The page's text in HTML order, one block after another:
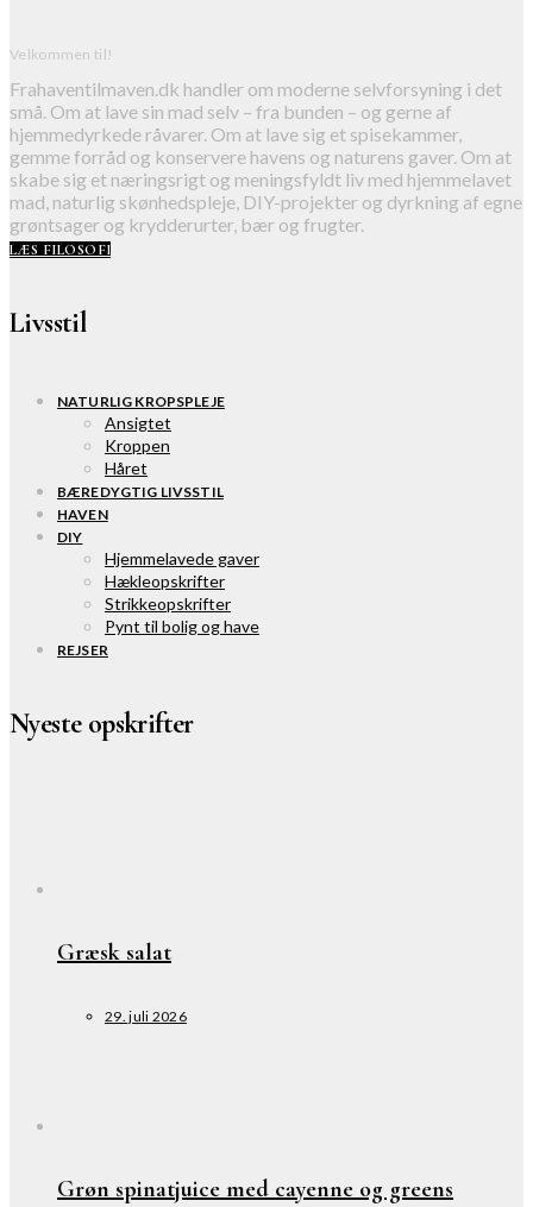
Velkommen til!
Frahaventilmaven.dk handler om moderne selvforsyning i det
små. Om at lave sin mad selv – fra bunden – og gerne af
hjemmedyrkede råvarer. Om at lave sig et spisekammer,
gemme forråd og konservere havens og naturens gaver. Om at
skabe sig et næringsrigt og meningsfyldt liv med hjemmelavet
mad, naturlig skønhedspleje, DIY-projekter og dyrkning af egne
grøntsager og krydderurter, bær og frugter.
LÆS FILOSOFI
Livsstil
NATURLIG KROPSPLEJE
Ansigtet
Kroppen
Håret
BÆREDYGTIG LIVSSTIL
HAVEN
DIY
Hjemmelavede gaver
Hækleopskrifter
Strikkeopskrifter
Pynt til bolig og have
REJSER
Nyeste opskrifter
Græsk salat
29. juli 2026
Grøn spinatjuice med cayenne og greens